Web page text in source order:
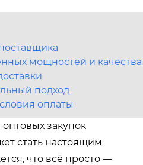
мощностей и
подход
оплаты
закупок
стать настоящим
что всё просто —